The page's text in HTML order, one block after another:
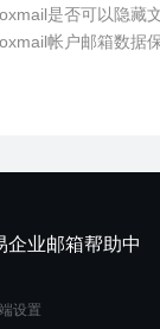
是否可以隐藏
帐户邮箱数据
企业邮箱帮助中
设置